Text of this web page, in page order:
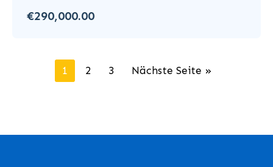
€290,000.00
1 2 3 Nächste Seite »